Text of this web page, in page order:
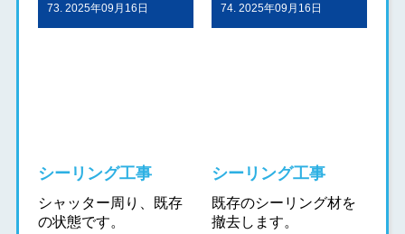
73. 2025年09月16日
シーリング工事
シャッター周り、既存
の状態です。
74. 2025年09月16日
シーリング工事
既存のシーリング材を
撤去します。